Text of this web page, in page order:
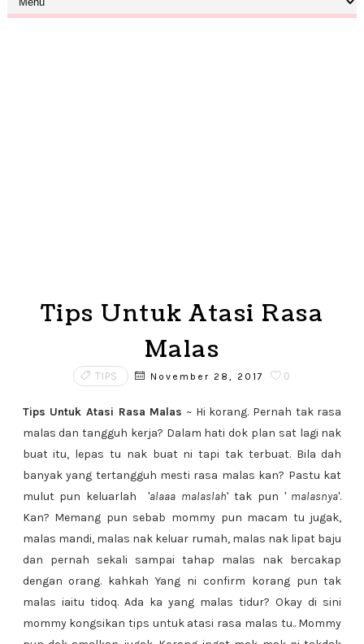
Tips Untuk Atasi Rasa
Malas
TIPS November 28, 2017 0
Tips Untuk Atasi Rasa Malas ~ Hi korang. Pernah tak rasa
malas dan tangguh kerja? Dalam hati dok plan sat lagi nak
buat itu, lepas tu nak buat ni tapi tak terbuat. Bila dah
banyak yang tertangguh mesti rasa malas kan? Pastu kat
mulut pun keluarlah 'alaaa malaslah' tak pun 'malasnya'.
Kan? Memang pun sebab mommy pun macam tu jugak,
malas mandi, malas nak keluar rumah, malas nak lipat baju
dan pernah sekali sampai tahap malas nak bercakap
dengan orang. kahkah Yang ni confirm korang pun tak
malas iaitu tidoq. Ada ka yang malas tidur? Okay di sini
mommy kongsikan tips untuk atasi rasa malas tu.. Mommy